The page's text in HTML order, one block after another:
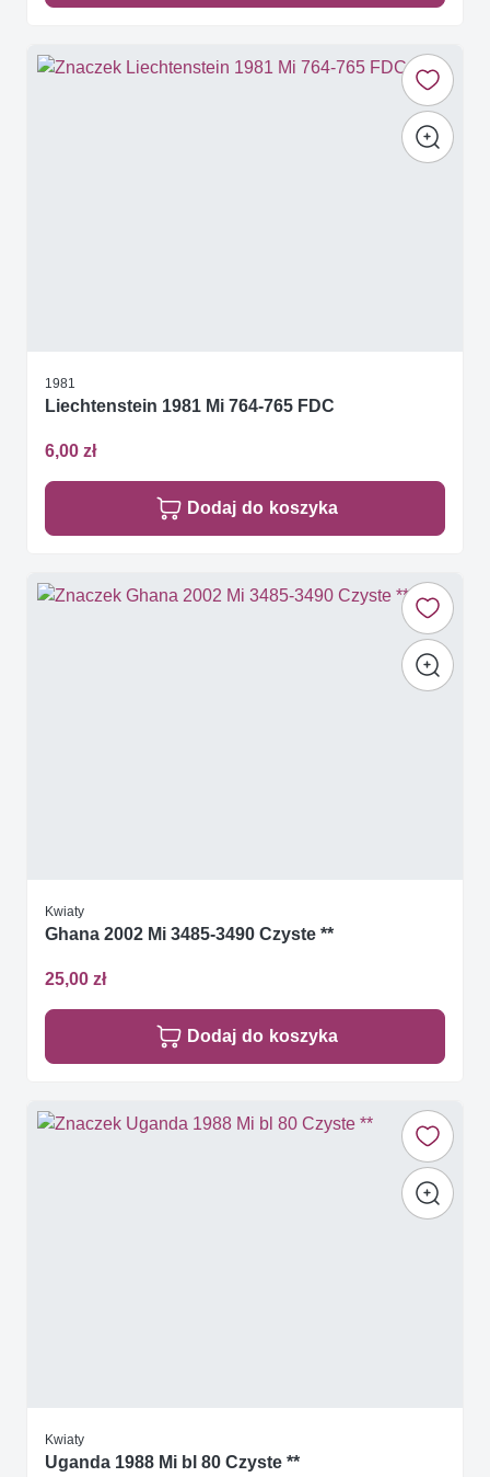
1981
Liechtenstein 1981 Mi 764-765 FDC
6,00 zł
Dodaj do koszyka
Kwiaty
Ghana 2002 Mi 3485-3490 Czyste **
25,00 zł
Dodaj do koszyka
Kwiaty
Uganda 1988 Mi bl 80 Czyste **